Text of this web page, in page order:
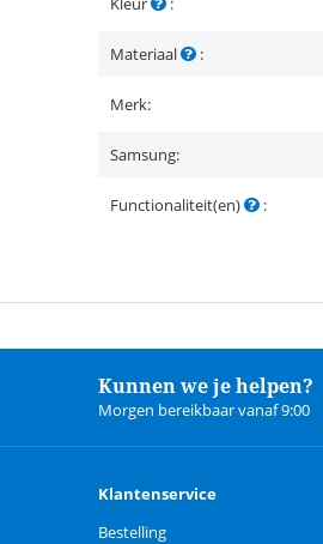
Materiaal :
Merk:
Samsung:
Functionaliteit(en) :
Kunnen we je helpen?
Morgen bereikbaar vanaf 9:00
Klantenservice
Bestelling